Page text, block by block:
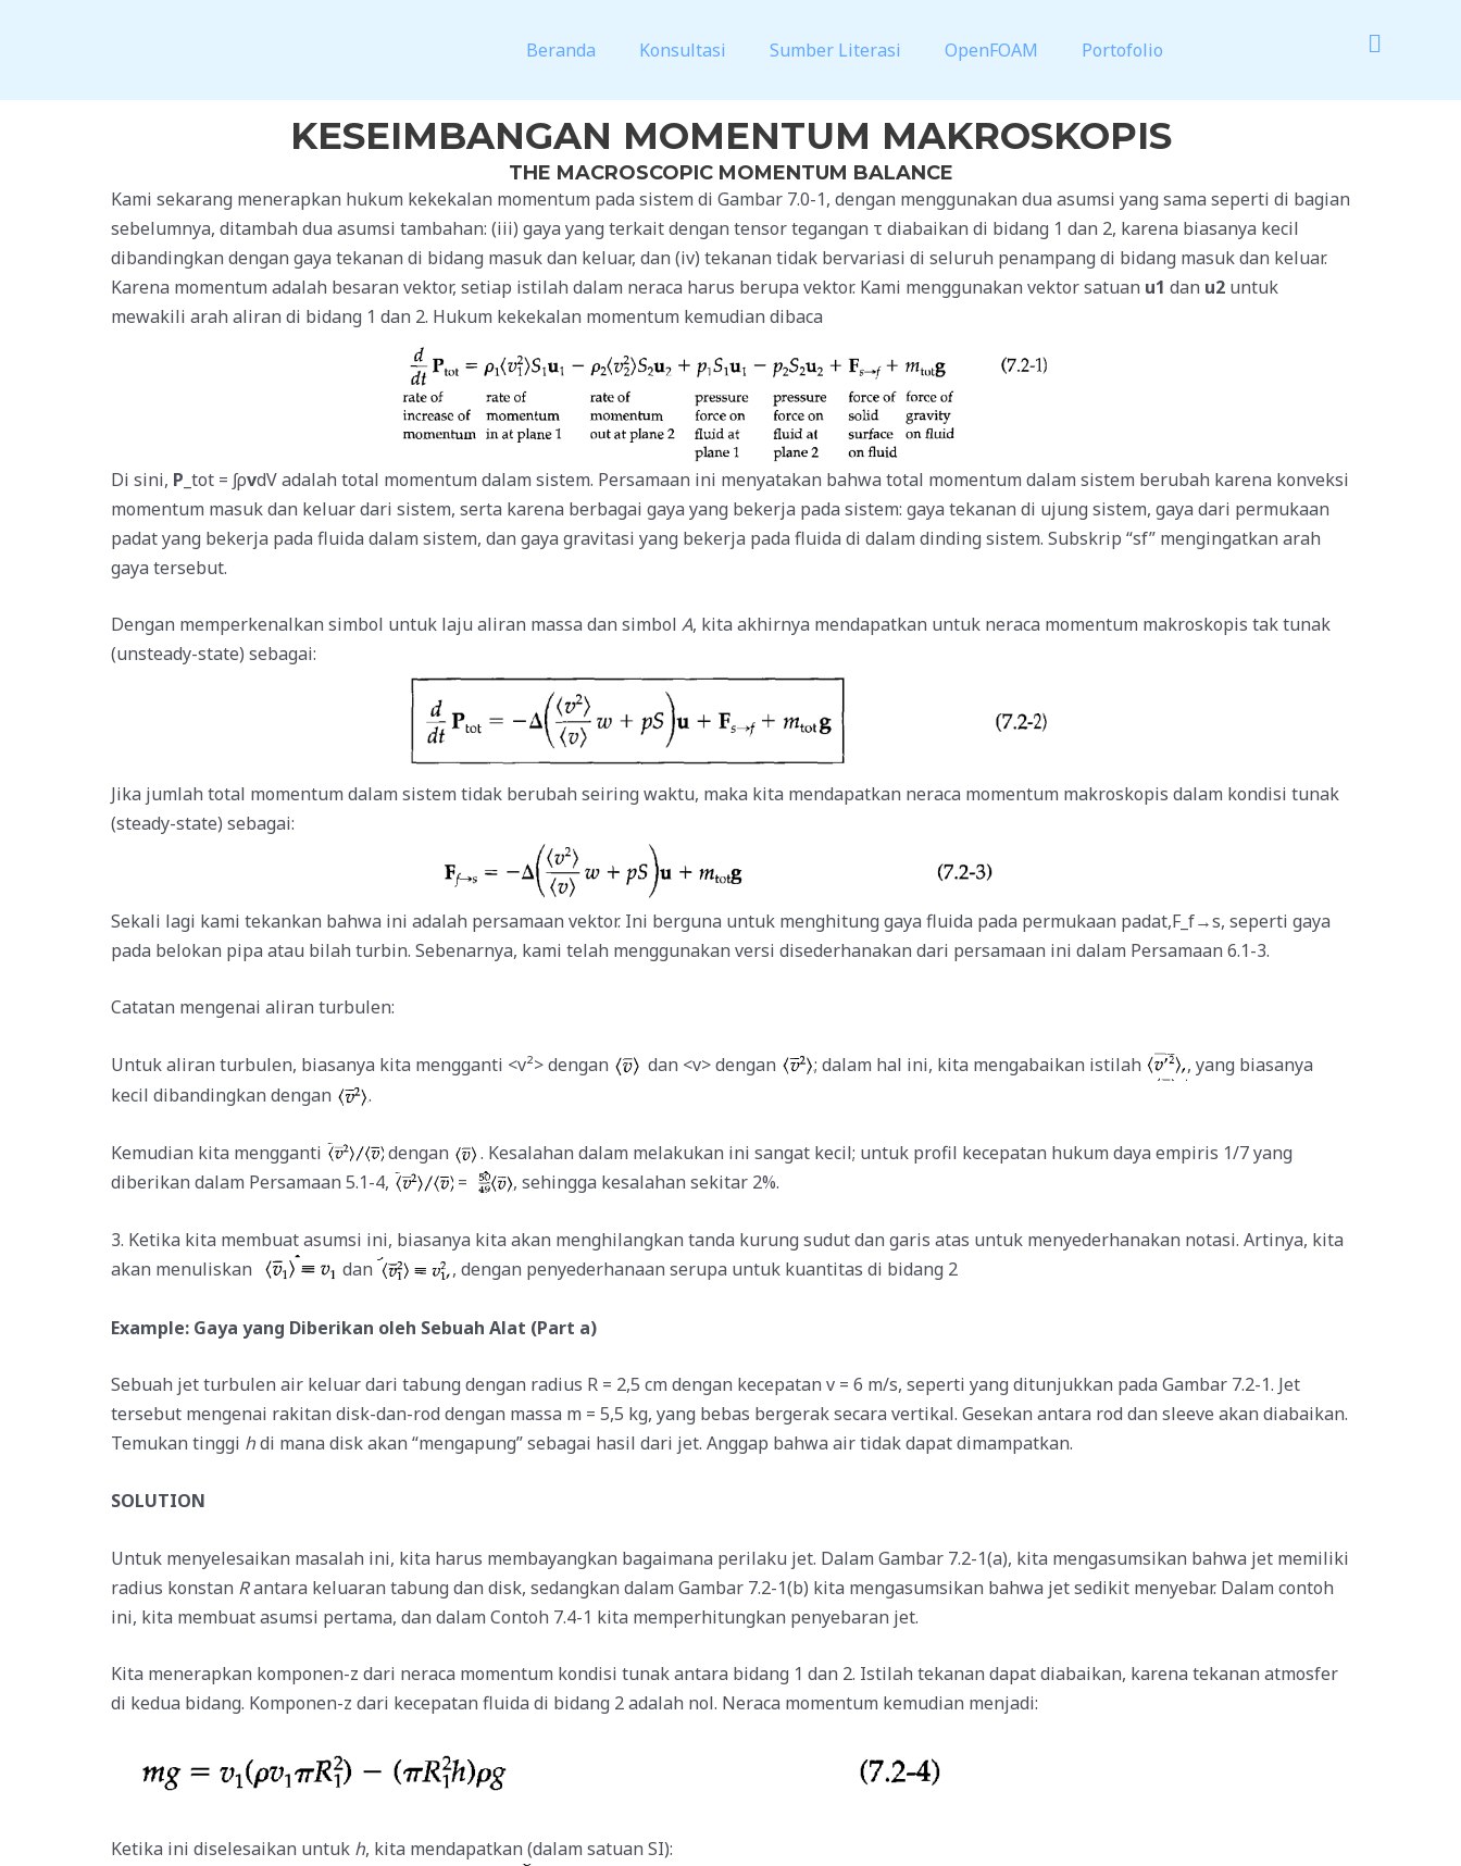
Beranda Konsultasi Sumber Literasi OpenFOAM Portofolio
KESEIMBANGAN MOMENTUM MAKROSKOPIS
THE MACROSCOPIC MOMENTUM BALANCE
Kami sekarang menerapkan hukum kekekalan momentum pada sistem di Gambar 7.0-1, dengan menggunakan dua asumsi yang sama seperti di bagian
sebelumnya, ditambah dua asumsi tambahan: (iii) gaya yang terkait dengan tensor tegangan τ diabaikan di bidang 1 dan 2, karena biasanya kecil
dibandingkan dengan gaya tekanan di bidang masuk dan keluar, dan (iv) tekanan tidak bervariasi di seluruh penampang di bidang masuk dan keluar.
Karena momentum adalah besaran vektor, setiap istilah dalam neraca harus berupa vektor. Kami menggunakan vektor satuan u1 dan u2 untuk
mewakili arah aliran di bidang 1 dan 2. Hukum kekekalan momentum kemudian dibaca
Di sini, P _tot = ∫ρvdV adalah total momentum dalam sistem. Persamaan ini menyatakan bahwa total momentum dalam sistem berubah karena konveksi
momentum masuk dan keluar dari sistem, serta karena berbagai gaya yang bekerja pada sistem: gaya tekanan di ujung sistem, gaya dari permukaan
padat yang bekerja pada fluida dalam sistem, dan gaya gravitasi yang bekerja pada fluida di dalam dinding sistem. Subskrip “sf” mengingatkan arah
gaya tersebut.
Dengan memperkenalkan simbol untuk laju aliran massa dan simbol A, kita akhirnya mendapatkan untuk neraca momentum makroskopis tak tunak
(unsteady-state) sebagai:
Jika jumlah total momentum dalam sistem tidak berubah seiring waktu, maka kita mendapatkan neraca momentum makroskopis dalam kondisi tunak
(steady-state) sebagai:
Sekali lagi kami tekankan bahwa ini adalah persamaan vektor. Ini berguna untuk menghitung gaya fluida pada permukaan padat,F_f→s, seperti gaya
pada belokan pipa atau bilah turbin. Sebenarnya, kami telah menggunakan versi disederhanakan dari persamaan ini dalam Persamaan 6.1-3.
Catatan mengenai aliran turbulen:
Untuk aliran turbulen, biasanya kita mengganti <v²> dengan dan <v> dengan ; dalam hal ini, kita mengabaikan istilah
, yang biasanya
kecil dibandingkan dengan
.
Kemudian kita mengganti dengan
. Kesalahan dalam melakukan ini sangat kecil; untuk profil kecepatan hukum daya empiris 1/7 yang
diberikan dalam Persamaan 5.1-4,
= , sehingga kesalahan sekitar 2%.
3. Ketika kita membuat asumsi ini, biasanya kita akan menghilangkan tanda kurung sudut dan garis atas untuk menyederhanakan notasi. Artinya, kita
akan menuliskan
dan , dengan penyederhanaan serupa untuk kuantitas di bidang 2
Example: Gaya yang Diberikan oleh Sebuah Alat (Part a)
Sebuah jet turbulen air keluar dari tabung dengan radius R = 2,5 cm dengan kecepatan v = 6 m/s, seperti yang ditunjukkan pada Gambar 7.2-1. Jet
tersebut mengenai rakitan disk-dan-rod dengan massa m = 5,5 kg, yang bebas bergerak secara vertikal. Gesekan antara rod dan sleeve akan diabaikan.
Temukan tinggi hdi mana disk akan “mengapung” sebagai hasil dari jet. Anggap bahwa air tidak dapat dimampatkan.
SOLUTION
Untuk menyelesaikan masalah ini, kita harus membayangkan bagaimana perilaku jet. Dalam Gambar 7.2-1(a), kita mengasumsikan bahwa jet memiliki
radius konstan Rantara keluaran tabung dan disk, sedangkan dalam Gambar 7.2-1(b) kita mengasumsikan bahwa jet sedikit menyebar. Dalam contoh
ini, kita membuat asumsi pertama, dan dalam Contoh 7.4-1 kita memperhitungkan penyebaran jet.
Kita menerapkan komponen-z dari neraca momentum kondisi tunak antara bidang 1 dan 2. Istilah tekanan dapat diabaikan, karena tekanan atmosfer
di kedua bidang. Komponen-z dari kecepatan fluida di bidang 2 adalah nol. Neraca momentum kemudian menjadi:
Ketika ini diselesaikan untuk h, kita mendapatkan (dalam satuan SI):